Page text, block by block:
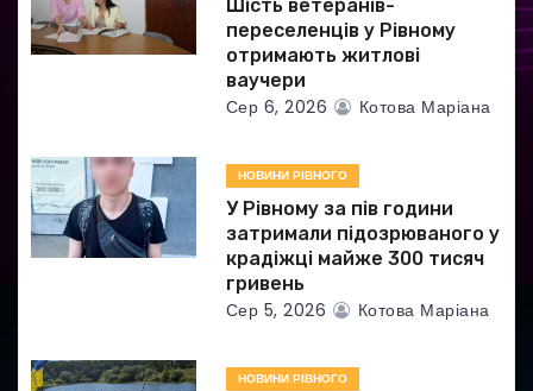
и
в
Шість ветеранів-
переселенців у Рівному
отримають житлові
ваучери
Сер 6, 2026 Котова Маріана
НОВИНИ РІВНОГО
У Рівному за пів години
затримали підозрюваного у
крадіжці майже 300 тисяч
гривень
Сер 5, 2026 Котова Маріана
НОВИНИ РІВНОГО